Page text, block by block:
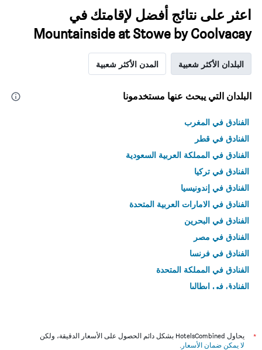
اعثر على نتائج أفضل لإقامتك في
Mountainside at Stowe by Coolvacay
البلدان الأكثر شعبية المدن الأكثر شعبية
البلدان التي يبحث عنها مستخدمونا
الفنادق في المغرب
الفنادق في قطر
الفنادق في المملكة العربية السعودية
الفنادق في تركيا
الفنادق في إندونيسيا
الفنادق في الامارات العربية المتحدة
الفنادق في البحرين
الفنادق في مصر
الفنادق في فرنسا
الفنادق في المملكة المتحدة
الفنادق في إيطاليا
*
يحاول HotelsCombined بشكل دائم الحصول على الأسعار الدقيقة، ولكن
لا يمكن ضمان الأسعار .